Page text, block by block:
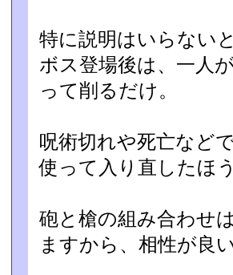
特に説明はいらない
ボス登場後は、一人
って削るだけ。
呪術切れや死亡など
使って入り直したほ
砲と槍の組み合わせ
ますから、相性が良